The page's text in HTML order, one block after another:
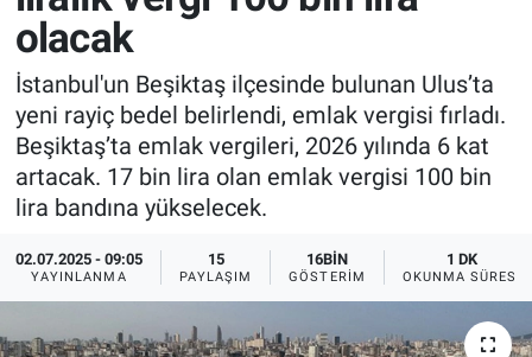
olacak
İstanbul'un Beşiktaş ilçesinde bulunan Ulus’ta
yeni rayiç bedel belirlendi, emlak vergisi fırladı.
Beşiktaş’ta emlak vergileri, 2026 yılında 6 kat
artacak. 17 bin lira olan emlak vergisi 100 bin
lira bandına yükselecek.
02.07.2025 - 09:05
YAYINLANMA
15
PAYLAŞIM
16BIN
GÖSTERIM
1 DK
OKUNMA SÜRESI
Doğa Konuşuyor
Dünya
Ege Saati
Ege'den Esintiler
Eğitim
Eğlence
Sağlık
Spor
Yayın Akışı
İletişim
Tüm Manşetler
Son Dakika Haberleri
Haber Arşivi